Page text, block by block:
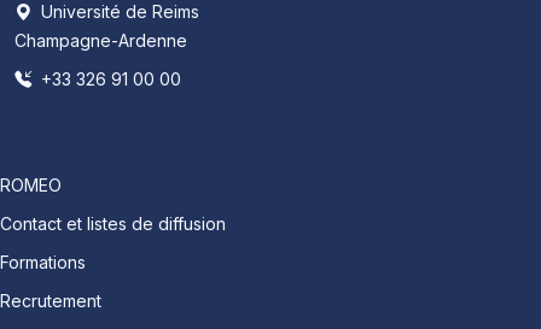
Université de Reims
Champagne-Ardenne
+33 326 91 00 00
ROMEO
Contact et listes de diffusion
Formations
Recrutement